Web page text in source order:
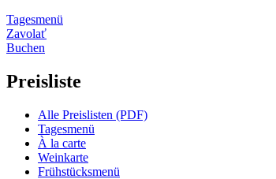
Tagesmenü
Zavolať
Buchen
Preisliste
Alle Preislisten (PDF)
Tagesmenü
À la carte
Weinkarte
Frühstücksmenü